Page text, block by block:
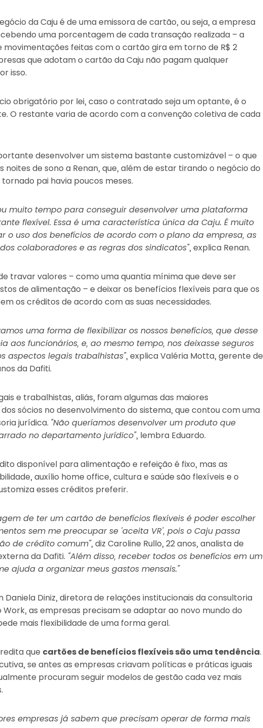
da Caju é de uma emissora de cartão, ou seja, a empresa
uma porcentagem de cada transação realizada – a
movimentações feitas com o cartão gira em torno de R$ 2
que adotam o cartão da Caju não pagam qualquer
isso.
obrigatório por lei, caso o contratado seja um optante, é o
O restante varia de acordo com a convenção coletiva de cada
desenvolver um sistema bastante customizável – o que
noites de sono a Renan, que, além de estar tirando o negócio do
pai havia poucos meses.
muito tempo para conseguir desenvolver uma plataforma
flexível. Essa é uma característica única da Caju. É muito
o uso dos benefícios de acordo com o plano da empresa, as
colaboradores e as regras dos sindicatos”, explica Renan.
travar valores – como uma quantia mínima que deve ser
de alimentação – e deixar os benefícios flexíveis para que os
os créditos de acordo com as suas necessidades.
uma forma de flexibilizar os nossos benefícios, que desse
aos funcionários, e, ao mesmo tempo, nos deixasse seguros
aspectos legais trabalhistas”, explica Valéria Motta, gerente de
da Dafiti.
e trabalhistas, aliás, foram algumas das maiores
sócios no desenvolvimento do sistema, que contou com uma
jurídica. “Não queríamos desenvolver um produto que
no departamento jurídico”, lembra Eduardo.
disponível para alimentação e refeição é fixo, mas as
auxílio home office, cultura e saúde são flexíveis e o
esses créditos preferir.
de ter um cartão de benefícios flexíveis é poder escolher
sem me preocupar se ‘aceita VR’, pois o Caju passa
de crédito comum”, diz Caroline Rullo, 22 anos, analista de
da Dafiti. “Além disso, receber todos os benefícios em um
ajuda a organizar meus gastos mensais.”
Daniela Diniz, diretora de relações institucionais da consultoria
Work, as empresas precisam se adaptar ao novo mundo do
mais flexibilidade de uma forma geral.
que cartões de benefícios flexíveis são uma tendência.
se antes as empresas criavam políticas e práticas iguais
procuram seguir modelos de gestão cada vez mais
empresas já sabem que precisam operar de forma mais